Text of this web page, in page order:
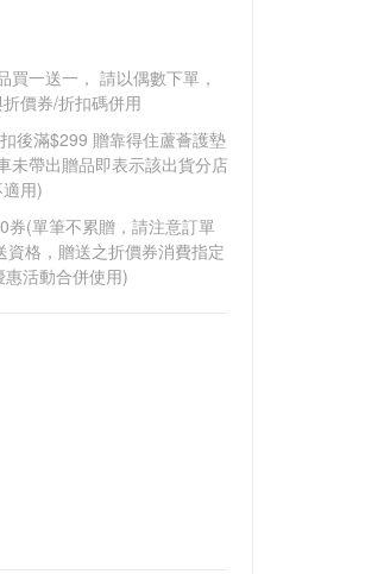
一送一， 請以偶數下單，
價券/折扣碼併用
後滿$299 贈靠得住蘆薈護墊
未帶出贈品即表示該出貨分店
用)
券(單筆不累贈，請注意訂單
格，贈送之折價券消費指定
活動合併使用)